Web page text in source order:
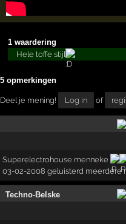
1 waardering
Hele toffe stijl
5 opmerkingen
Deel je mening! Log in of
Superelectrohouse menneke
03-02-2008 geluisterd meerdere
Techno-Belske